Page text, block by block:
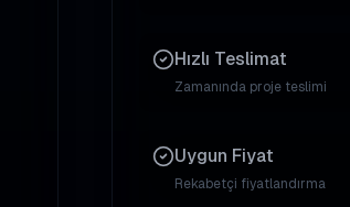
Hızlı Teslimat
Zamanında proje teslimi
Uygun Fiyat
Rekabetçi fiyatlandırma